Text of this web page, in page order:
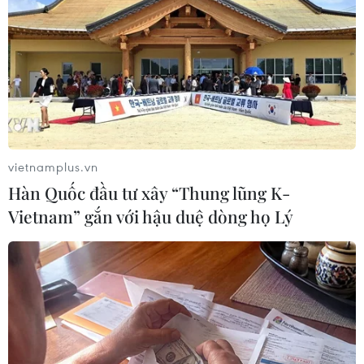
#chim hoang dã #trang trại gia cầm Australia
Theo dõi VietnamPlus
TIN LIÊN QUAN
vietnamplus.vn
Hàn Quốc đầu tư xây “Thung lũng K-
Vietnam” gắn với hậu duệ dòng họ Lý